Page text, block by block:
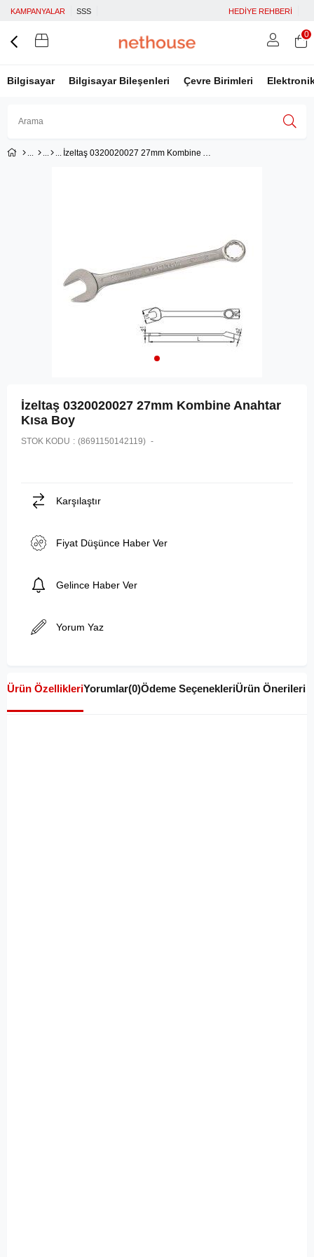
KAMPANYALAR SSS HEDİYE REHBERİ
Bilgisayar Bilgisayar Bileşenleri Çevre Birimleri
Üye Girişi
0
İzeltaş 0320020027 27mm Kombine Anahtar Kısa Boy
İzeltaş 0320020027 27mm Kombine Anahtar
Kısa Boy
STOK KODU (8691150142119)
Karşılaştır
Fiyat Düşünce Haber Ver
Gelince Haber Ver
Yorum Yaz
Ürün ÖzellikleriYorumlar(0)Ödeme SeçenekleriÜrün Önerileri